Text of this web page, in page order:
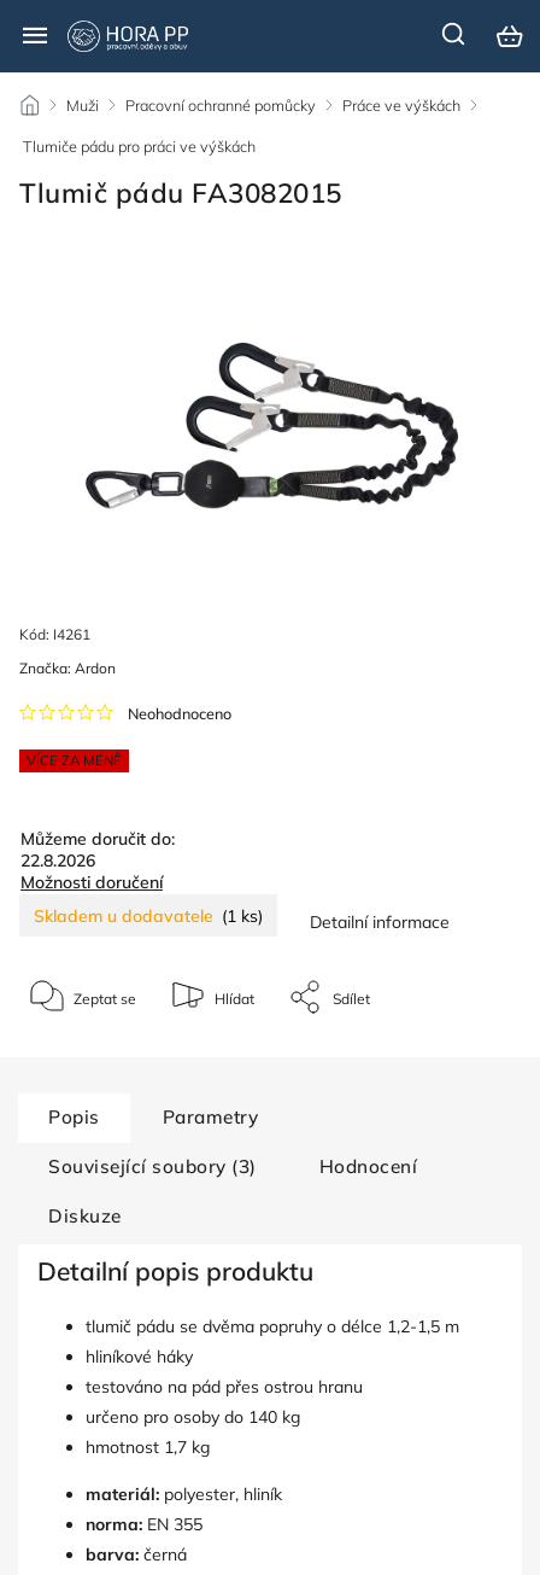
/ Muži / Pracovní ochranné pomůcky / Práce ve výškách /
Tlumiče pádu pro práci ve výškách
Tlumič pádu FA3082015
Kód: I4261
VÍCE ZA MÉNĚ
Neohodnoceno
Značka: Ardon
Můžeme doručit do:
22.8.2026
Možnosti doručení
Skladem u dodavatele (1 ks) Detailní informace
Zeptat se Hlídat Sdílet
Popis Parametry
Související soubory (3) Hodnocení
Diskuze
Detailní popis produktu
tlumič pádu se dvěma popruhy o délce 1,2-1,5 m
hliníkové háky
testováno na pád přes ostrou hranu
určeno pro osoby do 140 kg
hmotnost 1,7 kg
materiál: polyester, hliník
norma: EN 355
barva: černá